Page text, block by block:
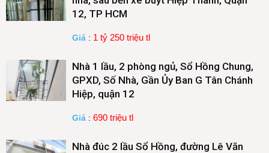
12, TP HCM
Giá : 1 tỷ 250 triệu tl
Nhà 1 lầu, 2 phòng ngủ, Sổ Hồng Chung,
GPXD, Số Nhà, Gần Ủy Ban G Tân Chánh
Hiệp, quận 12
Giá : 690 triệu tl
Nhà đúc 2 lầu Sổ Hồng, đường Lê Văn